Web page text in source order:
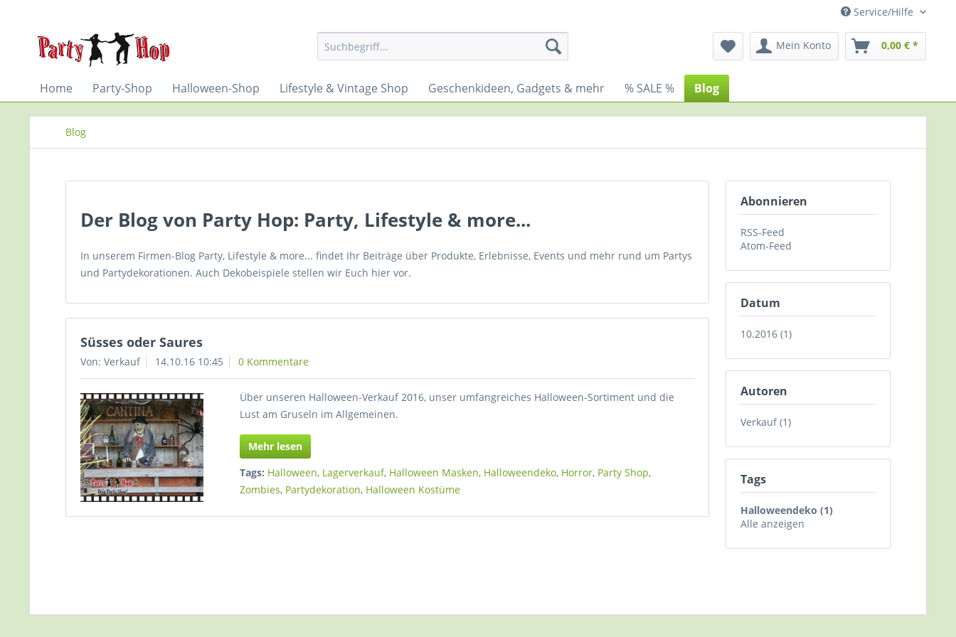
Service/Hilfe
Mein Konto 0,00 € *
Home Party-Shop Halloween-Shop Lifestyle & Vintage Shop Geschenkideen, Gadgets & mehr % SALE % Blog
Blog
Abonnieren
RSS-Feed
Atom-Feed
Datum
10.2016 (1)
Autoren
Verkauf (1)
Tags
Halloweendeko (1)
Alle anzeigen
Der Blog von Party Hop: Party, Lifestyle & more...
In unserem Firmen-Blog Party, Lifestyle & more... findet Ihr Beiträge über Produkte, Erlebnisse, Events und mehr rund um Partys
und Partydekorationen. Auch Dekobeispiele stellen wir Euch hier vor.
Süsses oder Saures
Von: Verkauf 14.10.16 10:45 0 Kommentare
Über unseren Halloween-Verkauf 2016, unser umfangreiches Halloween-Sortiment und die
Lust am Gruseln im Allgemeinen.
Mehr lesen
Tags: Halloween, Lagerverkauf, Halloween Masken, Halloweendeko, Horror, Party Shop,
Zombies, Partydekoration, Halloween Kostüme